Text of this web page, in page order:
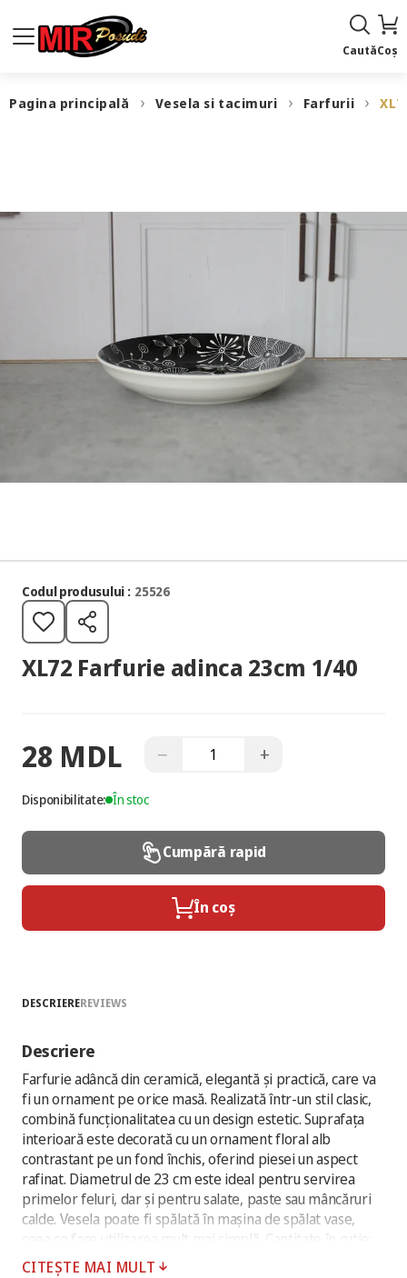
CautăCoș
Pagina principală Vesela si tacimuri Farfurii
Codul produsului : 25526
XL72 Farfurie adinca 23cm 1/40
28 MDL − +
Disponibilitate: În stoc
Cumpără rapid
În coș
DESCRIEREREVIEWS
Descriere
Farfurie adâncă din ceramică, elegantă și practică, care va
fi un ornament pe orice masă. Realizată într-un stil clasic,
combină funcționalitatea cu un design estetic. Suprafața
interioară este decorată cu un ornament floral alb
contrastant pe un fond închis, oferind piesei un aspect
rafinat. Diametrul de 23 cm este ideal pentru servirea
primelor feluri, dar și pentru salate, paste sau mâncăruri
calde. Vesela poate fi spălată în mașina de spălat vase,
ceea ce face utilizarea mult mai simplă. Cantitate în cutie:
40 bucăți.
CITEȘTE MAI MULT